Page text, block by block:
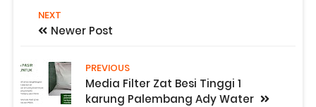
NEXT
Newer Post
PREVIOUS
Media Filter Zat Besi Tinggi 1
karung Palembang Ady Water